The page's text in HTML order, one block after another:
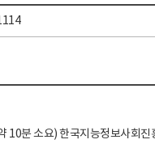
분 소요) 한국지능정보사회진